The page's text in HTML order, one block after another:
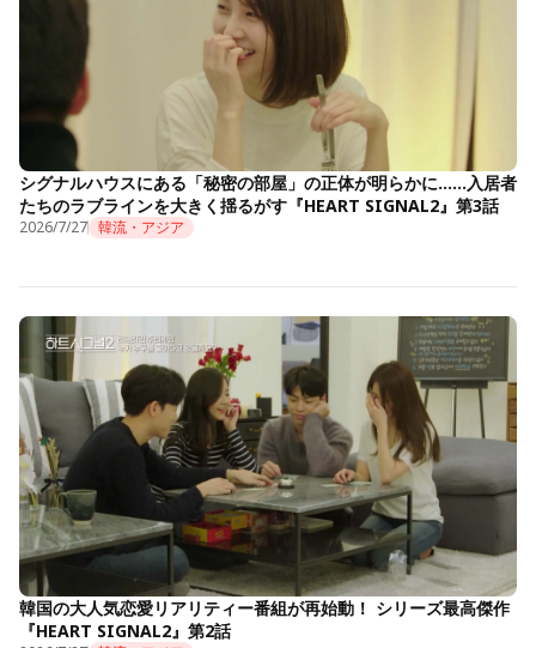
シグナルハウスにある「秘密の部屋」の正体が明らかに……入居者
たちのラブラインを大きく揺るがす『HEART SIGNAL2』第3話
2026/7/27 韓流・アジア
韓国の大人気恋愛リアリティー番組が再始動！ シリーズ最高傑作
『HEART SIGNAL2』第2話